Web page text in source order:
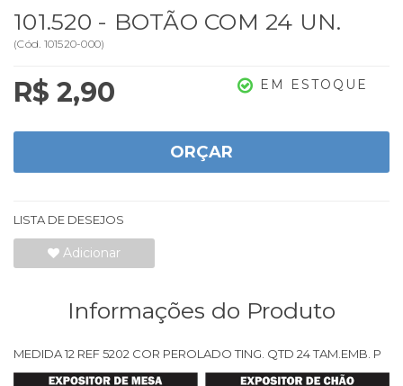
101.520 - BOTÃO COM 24 UN.
(Cód. 101520-000)
R$ 2,90 EM ESTOQUE
ORÇAR
LISTA DE DESEJOS
Adicionar
Informações do Produto
MEDIDA 12 REF 5202 COR PEROLADO TING. QTD 24 TAM.EMB. P